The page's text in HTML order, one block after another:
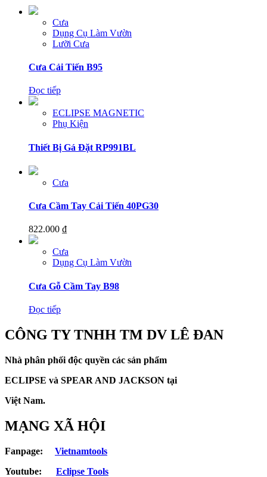
Cưa
Dụng Cụ Làm Vườn
Lưỡi Cưa
Cưa Cải Tiến B95
Đọc tiếp
ECLIPSE MAGNETIC
Phụ Kiện
Thiết Bị Gá Đặt RP991BL
Cưa
Cưa Cầm Tay Cải Tiến 40PG30
822.000 ₫
Cưa
Dụng Cụ Làm Vườn
Cưa Gỗ Cầm Tay B98
Đọc tiếp
CÔNG TY TNHH TM DV LÊ ĐAN
Nhà phân phối độc quyền các sản phẩm
ECLIPSE và SPEAR AND JACKSON tại
Việt Nam.
MẠNG XÃ HỘI
Fanpage: Vietnamtools
Youtube: Eclipse Tools